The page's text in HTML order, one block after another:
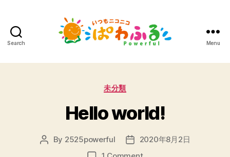
Search
も
ニ
コ
Menu
Categories
未分類
Hello world!
Post
By 2525powerful
Post
date
2020年8月2日